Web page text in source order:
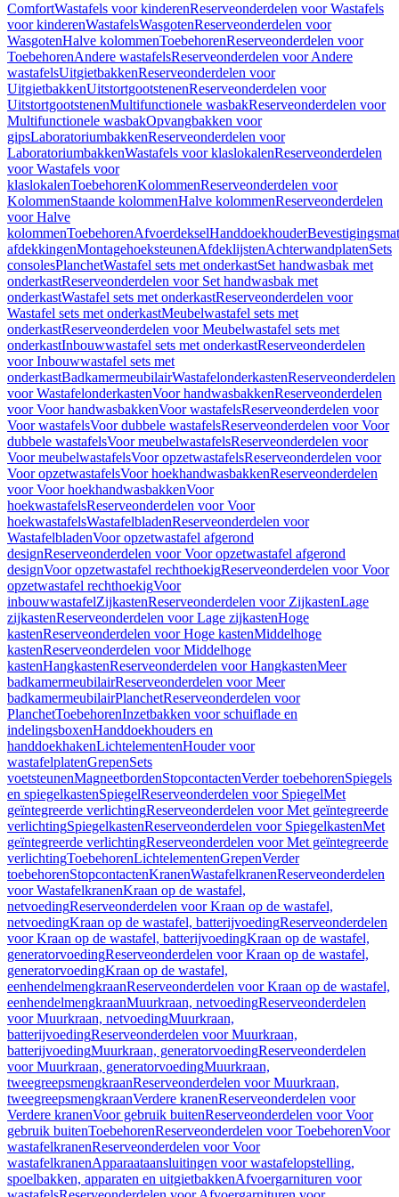
ComfortWastafels voor kinderenReserveonderdelen voor Wastafels
voor kinderenWastafelsWasgotenReserveonderdelen voor
WasgotenHalve kolommenToebehorenReserveonderdelen voor
ToebehorenAndere wastafelsReserveonderdelen voor Andere
wastafelsUitgietbakkenReserveonderdelen voor
UitgietbakkenUitstortgootstenenReserveonderdelen voor
UitstortgootstenenMultifunctionele wasbakReserveonderdelen voor
Multifunctionele wasbakOpvangbakken voor
gipsLaboratoriumbakkenReserveonderdelen voor
LaboratoriumbakkenWastafels voor klaslokalenReserveonderdelen
voor Wastafels voor
klaslokalenToebehorenKolommenReserveonderdelen voor
KolommenStaande kolommenHalve kolommenReserveonderdelen
voor Halve
kolommenToebehorenAfvoerdekselHanddoekhouder
afdekkingenMontagehoeksteunenAfdeklijstenAchterwandplatenSets
consolesPlanchetWastafel sets met onderkastSet handwasbak met
onderkastReserveonderdelen voor Set handwasbak met
onderkastWastafel sets met onderkastReserveonderdelen voor
Wastafel sets met onderkastMeubelwastafel sets met
onderkastReserveonderdelen voor Meubelwastafel sets met
onderkastInbouwwastafel sets met onderkastReserveonderdelen
voor Inbouwwastafel sets met
onderkastBadkamermeubilairWastafelonderkastenReserveonderdelen
voor WastafelonderkastenVoor handwasbakkenReserveonderdelen
voor Voor handwasbakkenVoor wastafelsReserveonderdelen voor
Voor wastafelsVoor dubbele wastafelsReserveonderdelen voor Voor
dubbele wastafelsVoor meubelwastafelsReserveonderdelen voor
Voor meubelwastafelsVoor opzetwastafelsReserveonderdelen voor
Voor opzetwastafelsVoor hoekhandwasbakkenReserveonderdelen
voor Voor hoekhandwasbakkenVoor
hoekwastafelsReserveonderdelen voor Voor
hoekwastafelsWastafelbladenReserveonderdelen voor
WastafelbladenVoor opzetwastafel afgerond
designReserveonderdelen voor Voor opzetwastafel afgerond
designVoor opzetwastafel rechthoekigReserveonderdelen voor Voor
opzetwastafel rechthoekigVoor
inbouwwastafelZijkastenReserveonderdelen voor ZijkastenLage
zijkastenReserveonderdelen voor Lage zijkastenHoge
kastenReserveonderdelen voor Hoge kastenMiddelhoge
kastenReserveonderdelen voor Middelhoge
kastenHangkastenReserveonderdelen voor HangkastenMeer
badkamermeubilairReserveonderdelen voor Meer
badkamermeubilairPlanchetReserveonderdelen voor
PlanchetToebehorenInzetbakken voor schuiflade en
indelingsboxenHanddoekhouders en
handdoekhakenLichtelementenHouder voor
wastafelplatenGrepenSets
voetsteunenMagneetbordenStopcontactenVerder toebehorenSpiegels
en spiegelkastenSpiegelReserveonderdelen voor SpiegelMet
geïntegreerde verlichtingReserveonderdelen voor Met geïntegreerde
verlichtingSpiegelkastenReserveonderdelen voor SpiegelkastenMet
geïntegreerde verlichtingReserveonderdelen voor Met geïntegreerde
verlichtingToebehorenLichtelementenGrepenVerder
toebehorenStopcontactenKranenWastafelkranenReserveonderdelen
voor WastafelkranenKraan op de wastafel,
netvoedingReserveonderdelen voor Kraan op de wastafel,
netvoedingKraan op de wastafel, batterijvoedingReserveonderdelen
voor Kraan op de wastafel, batterijvoedingKraan op de wastafel,
generatorvoedingReserveonderdelen voor Kraan op de wastafel,
generatorvoedingKraan op de wastafel,
eenhendelmengkraanReserveonderdelen voor Kraan op de wastafel,
eenhendelmengkraanMuurkraan, netvoedingReserveonderdelen
voor Muurkraan, netvoedingMuurkraan,
batterijvoedingReserveonderdelen voor Muurkraan,
batterijvoedingMuurkraan, generatorvoedingReserveonderdelen
voor Muurkraan, generatorvoedingMuurkraan,
tweegreepsmengkraanReserveonderdelen voor Muurkraan,
tweegreepsmengkraanVerdere kranenReserveonderdelen voor
Verdere kranenVoor gebruik buitenReserveonderdelen voor Voor
gebruik buitenToebehorenReserveonderdelen voor ToebehorenVoor
wastafelkranenReserveonderdelen voor Voor
wastafelkranenApparaataansluitingen voor wastafelopstelling,
spoelbakken, apparaten en uitgietbakkenAfvoergarnituren voor